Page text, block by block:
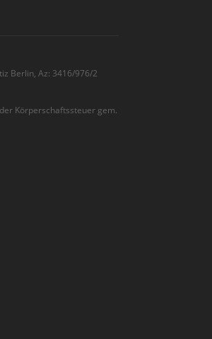
Berlin, Az: 3416/976/2
Körperschaftssteuer gem.